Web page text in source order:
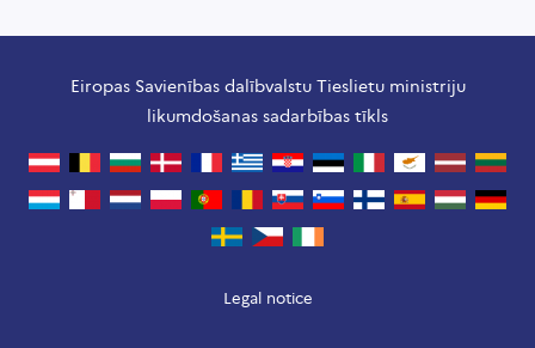
Eiropas Savienības dalībvalstu Tieslietu ministriju
likumdošanas sadarbības tīkls
Legal notice